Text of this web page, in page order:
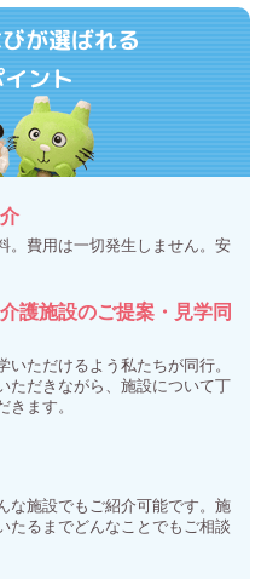
が選ばれる
ント
。費用は一切発生しません。安
護施設のご提案・見学同
ただけるよう私たちが同行。
ただきながら、施設について丁
ます。
な施設でもご紹介可能です。施
たるまでどんなことでもご相談